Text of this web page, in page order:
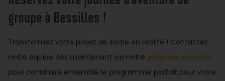
groupe à Bessilles !
Transformez votre projet de sortie en réalité ! Contactez
notre équipe dès maintenant via notre page de contact
pour construire ensemble le programme parfait pour votre